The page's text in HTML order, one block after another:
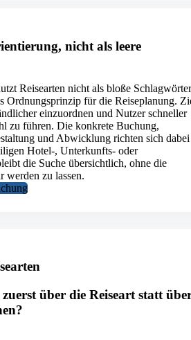
nicht als leere
Reisearten nicht als bloße
Ordnungsprinzip für die Reiseplanung.
einzuordnen und Nutzer schneller
zu führen. Die konkrete Buchung,
und Abwicklung richten sich dabei
Hotel-, Unterkunfts- oder
die Suche übersichtlich, ohne die
werden zu lassen.
über die Reiseart statt